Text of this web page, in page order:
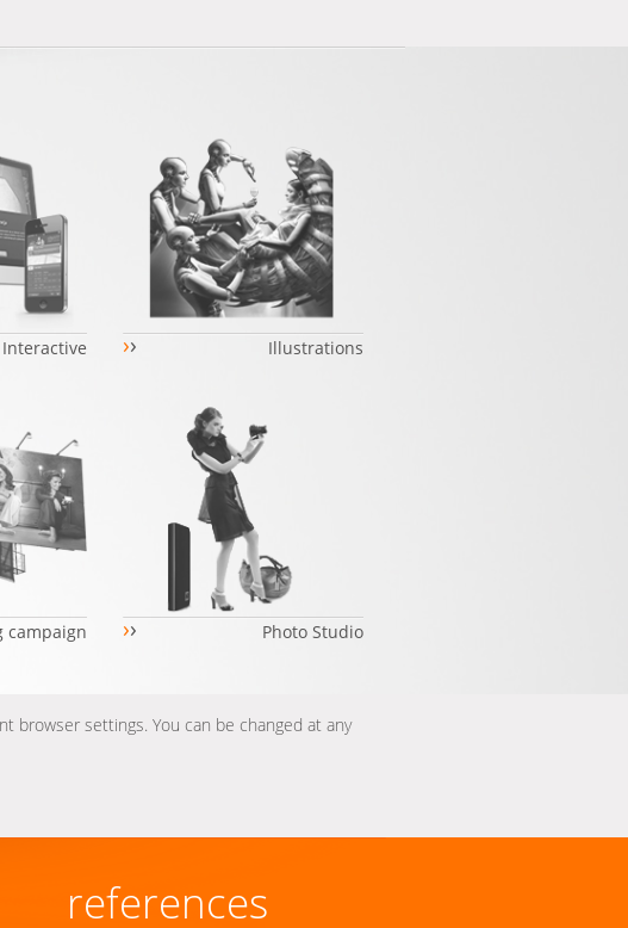
Interactive ›› Illustrations
campaign ›› Photo Studio
browser settings. You can be changed at any
references